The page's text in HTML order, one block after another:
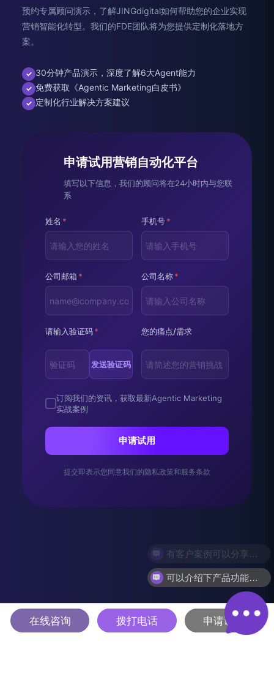
预约专属顾问演示，了解JINGdigital如何帮助您的企业实现
营销智能化转型。我们的FDE团队将为您提供定制化落地方
案。
✓ 30分钟产品演示，深度了解6大Agent能力
✓ 免费获取《Agentic Marketing白皮书》
✓ 定制化行业解决方案建议
申请试用营销自动化平台
填写以下信息，我们的顾问将在24小时内与您联
系
姓名 * 手机号*
公司邮箱* 公司名称*
请输入验证码*
发送验证码
您的痛点/需求
订阅我们的资讯，获取最新Agentic Marketing
实战案例
申请试用
提交即表示您同意我们的隐私政策和服务条款
可以介绍下产品功能吗？
在线咨询 拨打电话 申请试用